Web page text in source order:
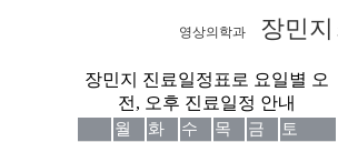
영상의학과 장민지
장민지 진료일정표로 요일별 오
전, 오후 진료일정 안내
월 화 수 목 금 토